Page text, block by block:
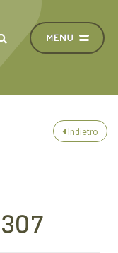
Indietro
307